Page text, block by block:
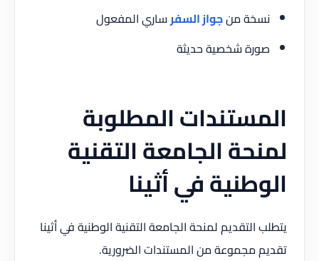
نسخة منجواز السفرساري المفعول
صورة شخصية حديثة
المستندات المطلوبة
لمنحة الجامعة التقنية
الوطنية في أثينا
يتطلب التقديم لمنحة الجامعة التقنية الوطنية في أثينا
تقديم مجموعة من المستندات الضرورية.